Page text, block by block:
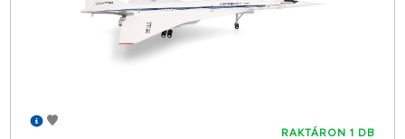
RAKTÁRON 1 DB